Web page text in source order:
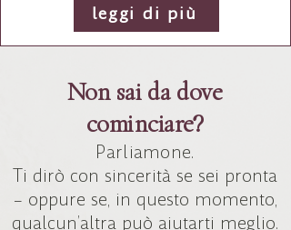
leggi di più
Non sai da dove
cominciare?
Parliamone.
Ti dirò con sincerità se sei pronta
– oppure se, in questo momento,
qualcun’altra può aiutarti meglio.